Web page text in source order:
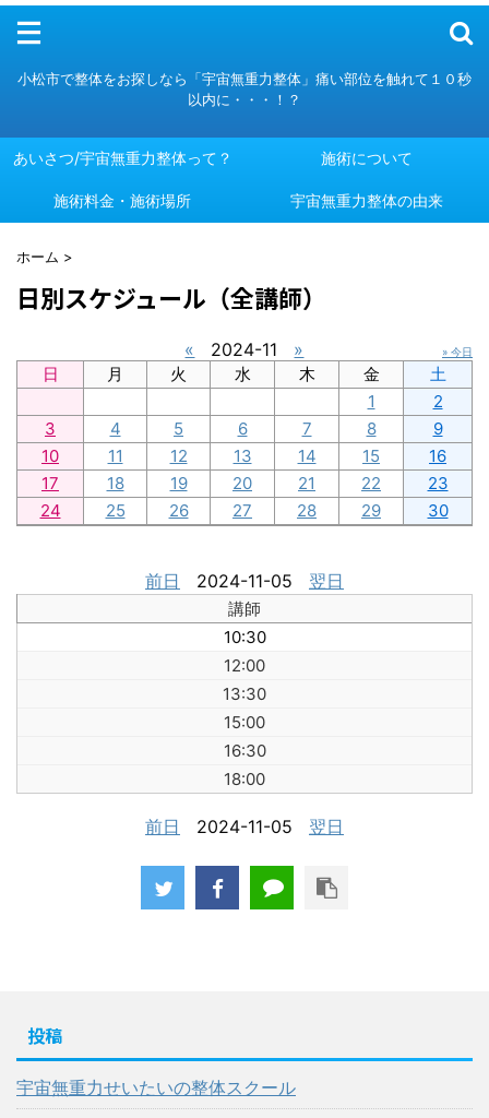
メニュー
あいさつ/宇宙無重力整体って？
施術料金・施術場所
宇宙無重力整体の由来
小松市で整体をお探しなら「宇宙無重力整体」痛い部位を触れて１０秒
以内に・・・！？
あいさつ/宇宙無重力整体って？ 施術について
施術料金・施術場所 宇宙無重力整体の由来
ホーム >
日別スケジュール（全講師）
« 2024-11 » » 今日
日 月 火 水 木 金
土
1
2
3
4 5 6 7 8
9
10
11 12 13 14 15
16
17
18 19 20 21 22
23
24
25 26 27 28 29 30
前日 2024-11-05 翌日
講師
10:30
12:00
13:30
15:00
16:30
18:00
前日 2024-11-05 翌日
投稿
宇宙無重力せいたいの整体スクール